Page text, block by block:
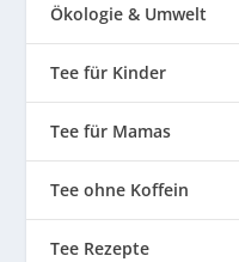
Ökologie & Umwelt
Tee für Kinder
Tee für Mamas
Tee ohne Koffein
Tee Rezepte